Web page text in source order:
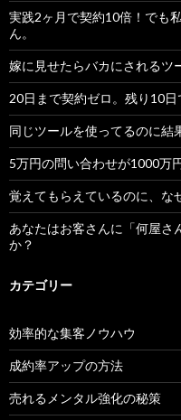
実践2ヶ月で契約10倍！でも
ん。
嫁に見せたらバカにされるツ
20日まで契約ゼロ。残り10
同じツールを使ってるのに結
5万円の問い合わせが1000万
覚えてもらえているのに、な
あなたはお客さんに「何屋さ
か？
カテゴリー
効率的な集客ノウハウ
成約率アップの方法
売れるメンタル強化の秘策